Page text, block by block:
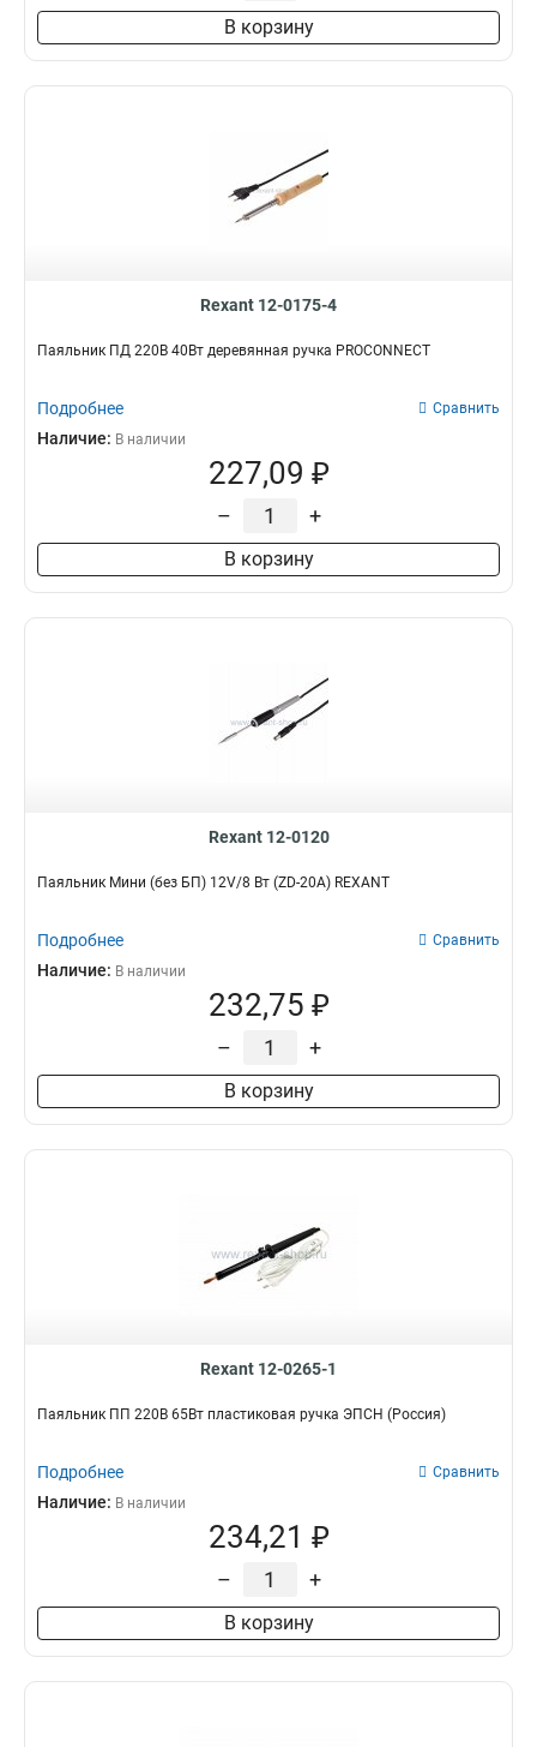
В корзину
Rexant 12-0175-4
Паяльник ПД 220В 40Вт деревянная ручка PROCONNECT
Подробнее Сравнить
Наличие: В наличии
227,09 ₽
– +
В корзину
Rexant 12-0120
Паяльник Мини (без БП) 12V/8 Вт (ZD-20A) REXANT
Подробнее Сравнить
Наличие: В наличии
232,75 ₽
– +
В корзину
Rexant 12-0265-1
Паяльник ПП 220В 65Вт пластиковая ручка ЭПСН (Россия)
Подробнее Сравнить
Наличие: В наличии
234,21 ₽
– +
В корзину